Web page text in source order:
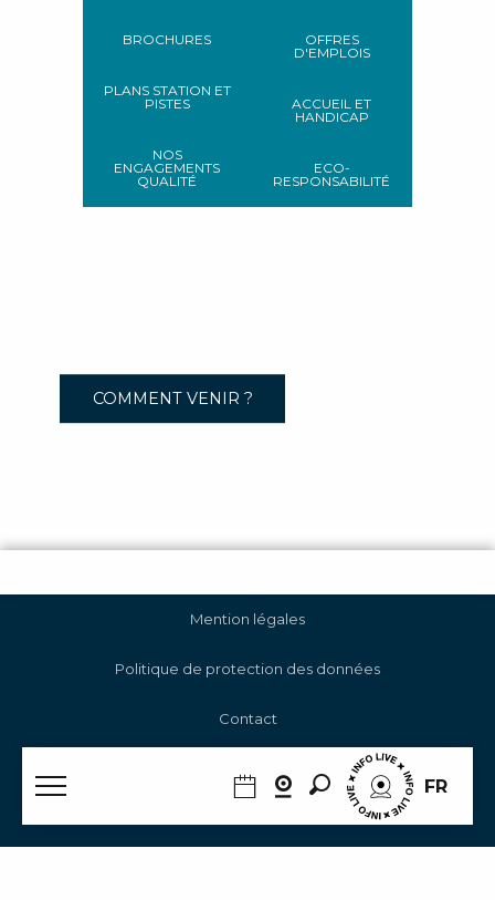
Recherche FR
BROCHURES
PLANS STATION ET
PISTES
NOS
ENGAGEMENTS
QUALITÉ
OFFRES
D'EMPLOIS
ACCUEIL ET
HANDICAP
ECO-
RESPONSABILITÉ
COMMENT VENIR ?
Mention légales
Politique de protection des données
Contact